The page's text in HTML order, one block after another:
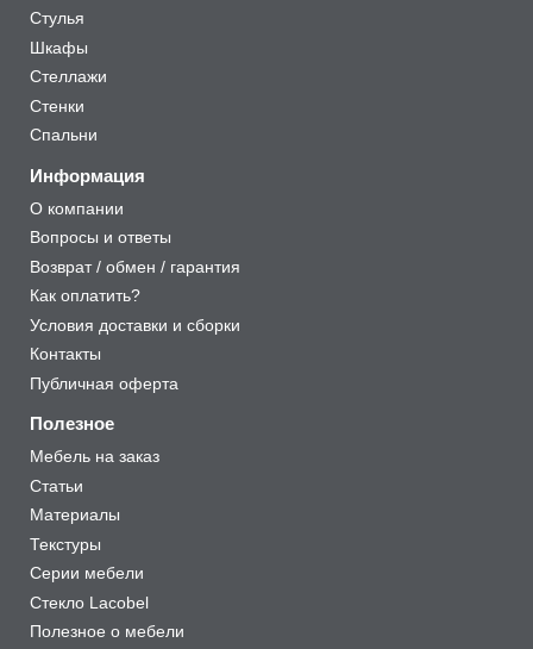
Стулья
Шкафы
Стеллажи
Стенки
Спальни
Информация
О компании
Вопросы и ответы
Возврат / обмен / гарантия
Как оплатить?
Условия доставки и сборки
Контакты
Публичная оферта
Полезное
Мебель на заказ
Статьи
Материалы
Текстуры
Серии мебели
Стекло Lacobel
Полезное о мебели